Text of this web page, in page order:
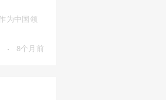
为中国领
· 8个月前